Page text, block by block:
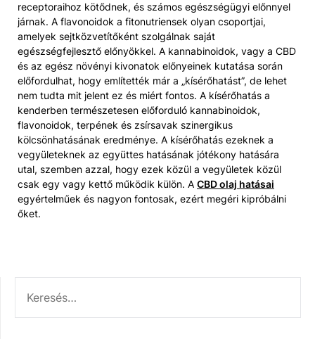
receptoraihoz kötődnek, és számos egészségügyi előnnyel
járnak. A flavonoidok a fitonutriensek olyan csoportjai,
amelyek sejtközvetítőként szolgálnak saját
egészségfejlesztő előnyökkel. A kannabinoidok, vagy a CBD
és az egész növényi kivonatok előnyeinek kutatása során
előfordulhat, hogy említették már a „kísérőhatást”, de lehet
nem tudta mit jelent ez és miért fontos. A kísérőhatás a
kenderben természetesen előforduló kannabinoidok,
flavonoidok, terpének és zsírsavak szinergikus
kölcsönhatásának eredménye. A kísérőhatás ezeknek a
vegyületeknek az együttes hatásának jótékony hatására
utal, szemben azzal, hogy ezek közül a vegyületek közül
csak egy vagy kettő működik külön. A CBD olaj hatásai
egyértelműek és nagyon fontosak, ezért megéri kipróbálni
őket.